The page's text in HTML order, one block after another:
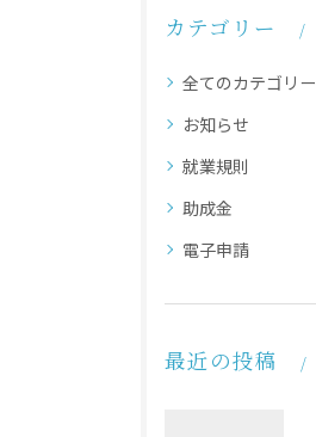
カテゴリー
全てのカテゴリー
お知らせ
就業規則
助成金
電子申請
最近の投稿